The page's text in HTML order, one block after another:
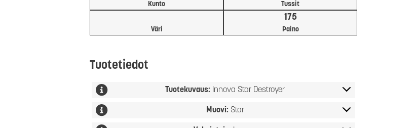
Kunto
Tussit
Väri Paino
175
Tuotetiedot
Tuotekuvaus: Innova Star Destroyer
Muovi: Star